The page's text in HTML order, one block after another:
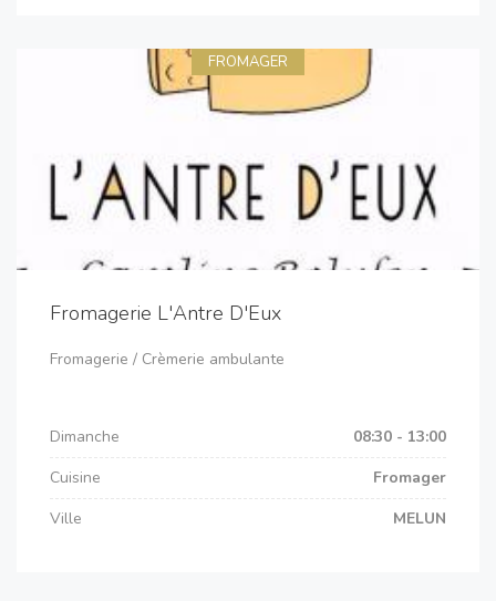
FROMAGER
Fromagerie L'Antre D'Eux
Fromagerie / Crèmerie ambulante
Dimanche
08:30 - 13:00
Cuisine
Fromager
Ville
MELUN